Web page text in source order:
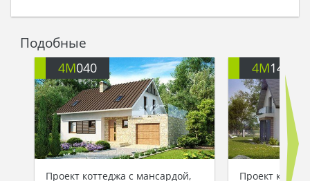
приютить в своих стенах человека и одарить его
королевским сном на новых кроватях.
Дориан открывал глаза, и мечты уплывали,
словно корабли вдаль.
- В этом году, после моего дня рождения, я
отправлюсь с картиной к архитектору, и
попрошу его построить для меня такой же дом, -
решился он на достойный поступок. – Ведь
мечты должны, обязаны, сбываться!
Подобные
4M040
Проект коттеджа с мансардой,
4M140
Проект